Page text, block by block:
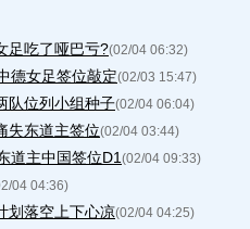
足吃了哑巴亏?(02/04 06:32)
德女足签位敲定(02/03 15:47)
队位列小组种子(02/04 06:04)
失东道主签位(02/04 03:44)
道主中国签位D1 (02/04 09:33)
04 04:36)
划落空上下心凉(02/04 04:25)